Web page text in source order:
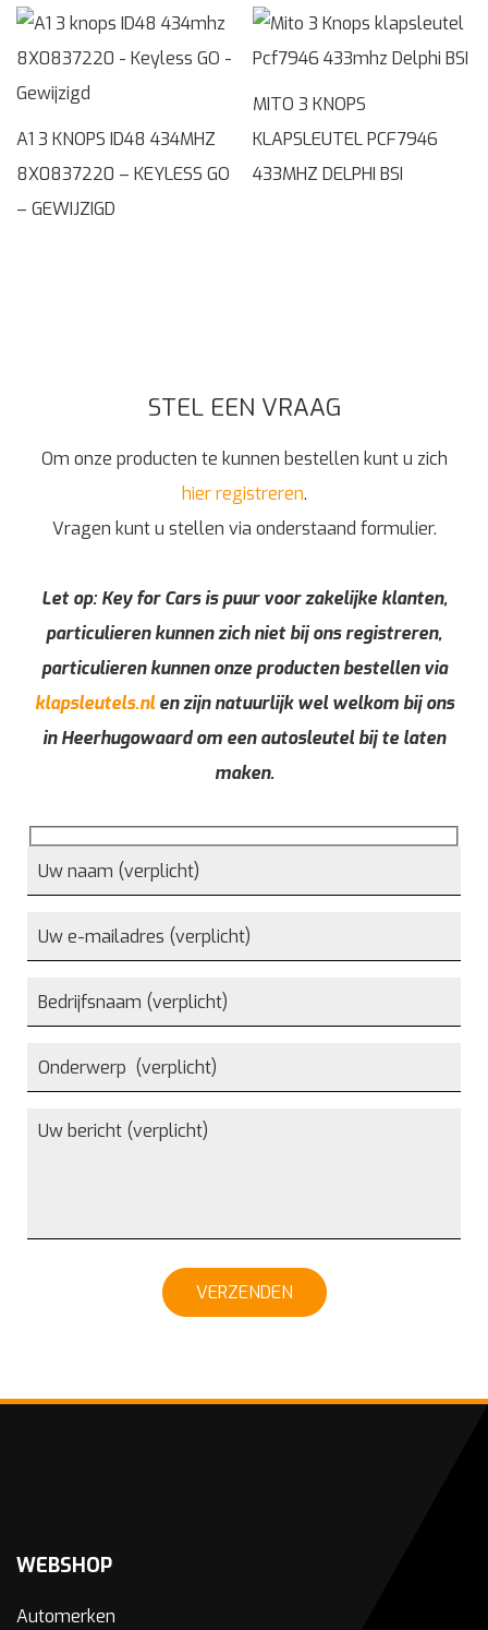
A1 3 KNOPS ID48 434MHZ
8X0837220 – KEYLESS GO
– GEWIJZIGD
MITO 3 KNOPS
KLAPSLEUTEL PCF7946
433MHZ DELPHI BSI
STEL EEN VRAAG
Om onze producten te kunnen bestellen kunt u zich
hier registreren.
Vragen kunt u stellen via onderstaand formulier.
Let op: Key for Cars is puur voor zakelijke klanten,
particulieren kunnen zich niet bij ons registreren,
particulieren kunnen onze producten bestellen via
klapsleutels.nlen zijn natuurlijk wel welkom bij ons
in Heerhugowaard om een autosleutel bij te laten
maken.
VERZENDEN
WEBSHOP
Automerken